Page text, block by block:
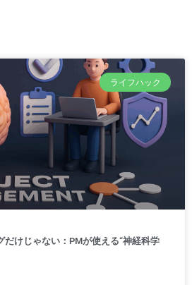
ライフハック
だけじゃない：PMが使える“神経科学